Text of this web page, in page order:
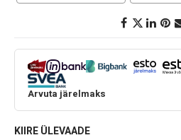
Arvuta järelmaks
KIIRE ÜLEVAADE